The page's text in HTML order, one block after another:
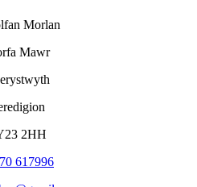
Morlan
Mawr
2HH
617996